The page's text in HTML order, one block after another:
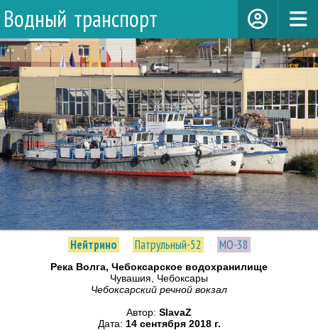
Водный транспорт
Нейтрино · Патрульный-52 · МО-38
Река Волга, Чебоксарское водохранилище
Чувашия, Чебоксары
Чебоксарский речной вокзал
Автор: SlavaZ
Дата: 14 сентября 2018 г.